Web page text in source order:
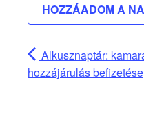
HOZZÁADOM A
Alkusznaptár:
hozzájárulás befizetése